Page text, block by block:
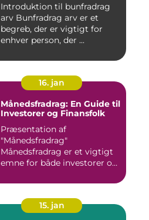
Introduktion til bunfradrag
arv Bunfradrag arv er et
begreb, der er vigtigt for
enhver person, der ...
16. jan
Månedsfradrag: En Guide til
Investorer og Finansfolk
Præsentation af
"Månedsfradrag"
Månedsfradrag er et vigtigt
emne for både investorer og
15. jan